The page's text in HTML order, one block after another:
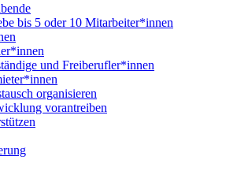
bis 5 oder 10 Mitarbeiter*innen
und Freiberufler*innen
organisieren
vorantreiben